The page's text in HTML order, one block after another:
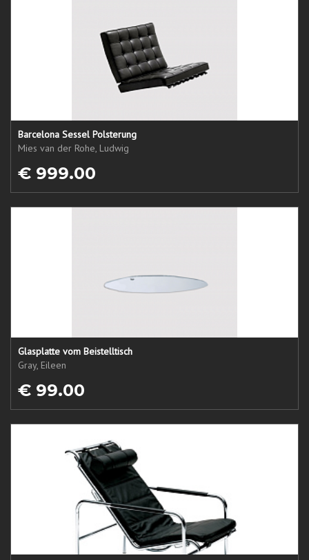
Barcelona Sessel Polsterung
Mies van der Rohe, Ludwig
€ 999.00
Glasplatte vom Beistelltisch
Gray, Eileen
€ 99.00